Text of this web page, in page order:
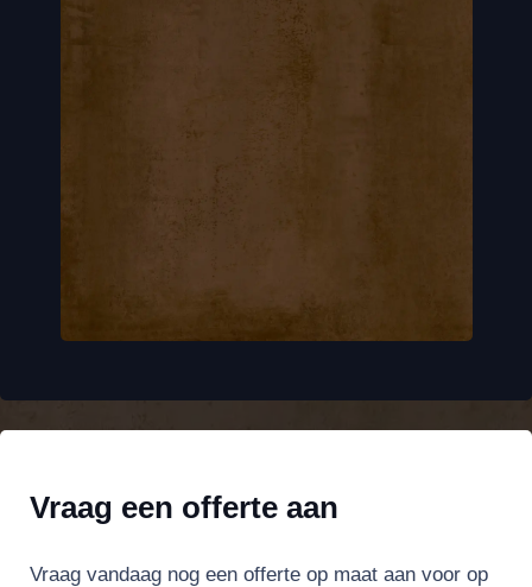
Vraag een offerte aan
Vraag vandaag nog een offerte op maat aan voor op